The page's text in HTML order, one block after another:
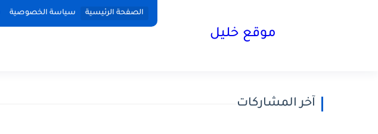
الصفحة الرئيسية سياسة الخصوصية
موقع خليل
آخر المشاركات